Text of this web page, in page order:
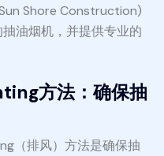
Shore Construction)
油烟机，并提供专业的
方法：确保抽
（排风）方法是确保抽